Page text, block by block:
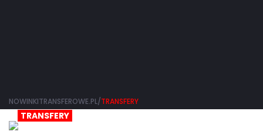
NOWINKITRANSFEROWE.PL/TRANSFERY
TRANSFERY